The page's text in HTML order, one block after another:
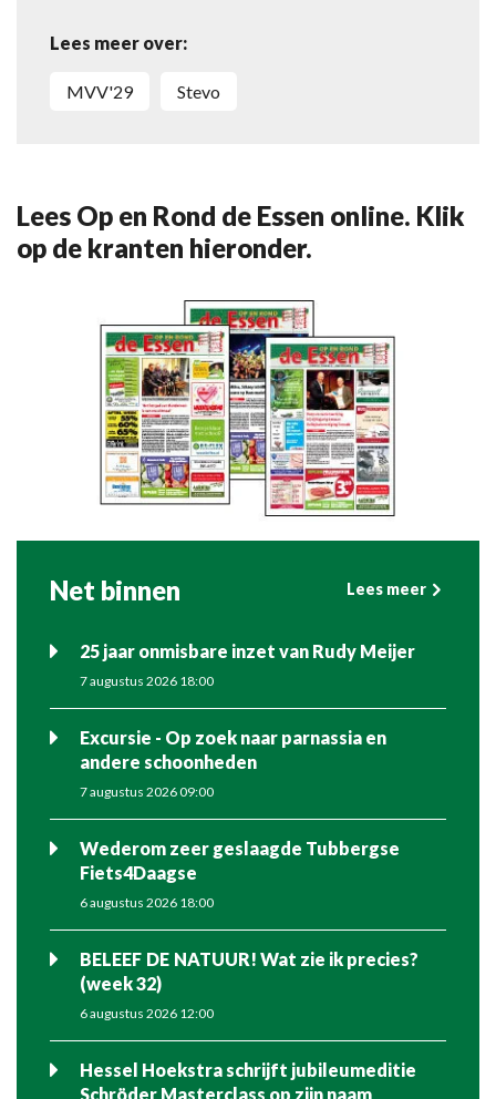
Lees meer over:
MVV'29 Stevo
Lees Op en Rond de Essen online. Klik
op de kranten hieronder.
Net binnen Lees meer
25 jaar onmisbare inzet van Rudy Meijer
7 augustus 2026 18:00
Excursie - Op zoek naar parnassia en
andere schoonheden
7 augustus 2026 09:00
Wederom zeer geslaagde Tubbergse
Fiets4Daagse
6 augustus 2026 18:00
BELEEF DE NATUUR! Wat zie ik precies?
(week 32)
6 augustus 2026 12:00
Hessel Hoekstra schrijft jubileumeditie
Schröder Masterclass op zijn naam